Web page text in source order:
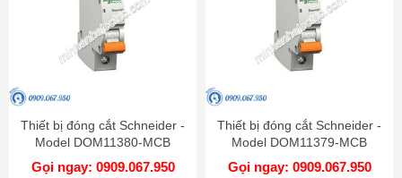
Thiết bị đóng cắt Schneider -
Model DOM11380-MCB
Gọi ngay: 0909.067.950
Thiết bị đóng cắt Schneider -
Model DOM11379-MCB
Gọi ngay: 0909.067.950